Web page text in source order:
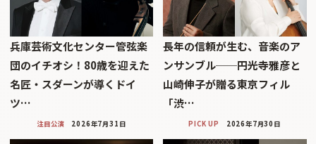
兵庫芸術文化センター管弦楽
団のイチオシ！80歳を迎えた
名匠・スダーンが導くドイ
ツ…
注目公演 2026年7月31日
長年の信頼が生む、音楽のア
ンサンブル──円光寺雅彦と
山崎伸子が贈る東京フィル
「渋…
PICK UP 2026年7月30日